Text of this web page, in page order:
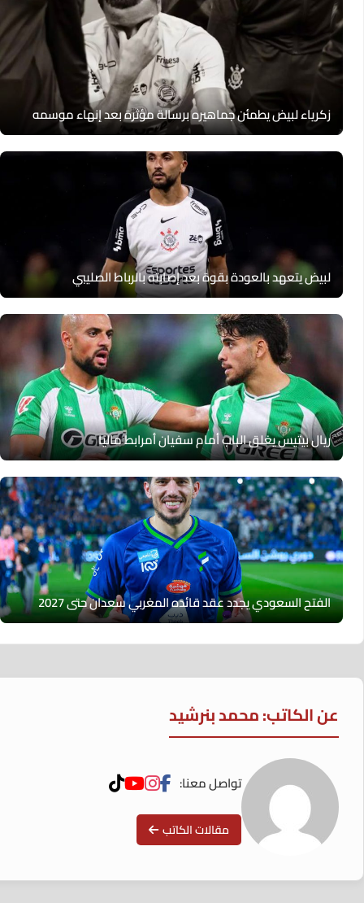
زكرياء لبيض يطمئن جماهيره برسالة مؤثرة بعد إنهاء موسمه
لبيض يتعهد بالعودة بقوة بعد إصابته بالرباط الصليبي
ريال بيتيس يغلق الباب أمام سفيان أمرابط ماليًا
الفتح السعودي يجدد عقد قائده المغربي سعدان حتى 2027
عن الكاتب: محمد بنرشيد
تواصل معنا:
مقالات الكاتب